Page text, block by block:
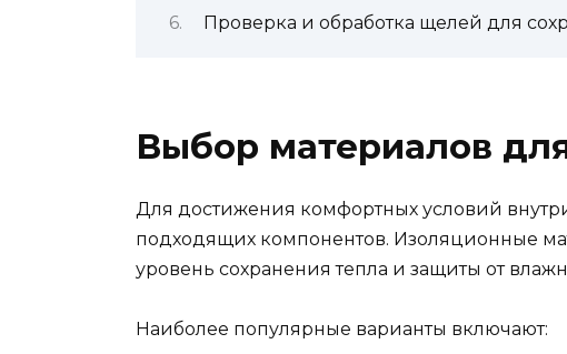
Проверка и обработка щелей для
Выбор материалов
Для достижения комфортных условий
подходящих компонентов. Изоляционные
уровень сохранения тепла и защиты от
Наиболее популярные варианты включают: